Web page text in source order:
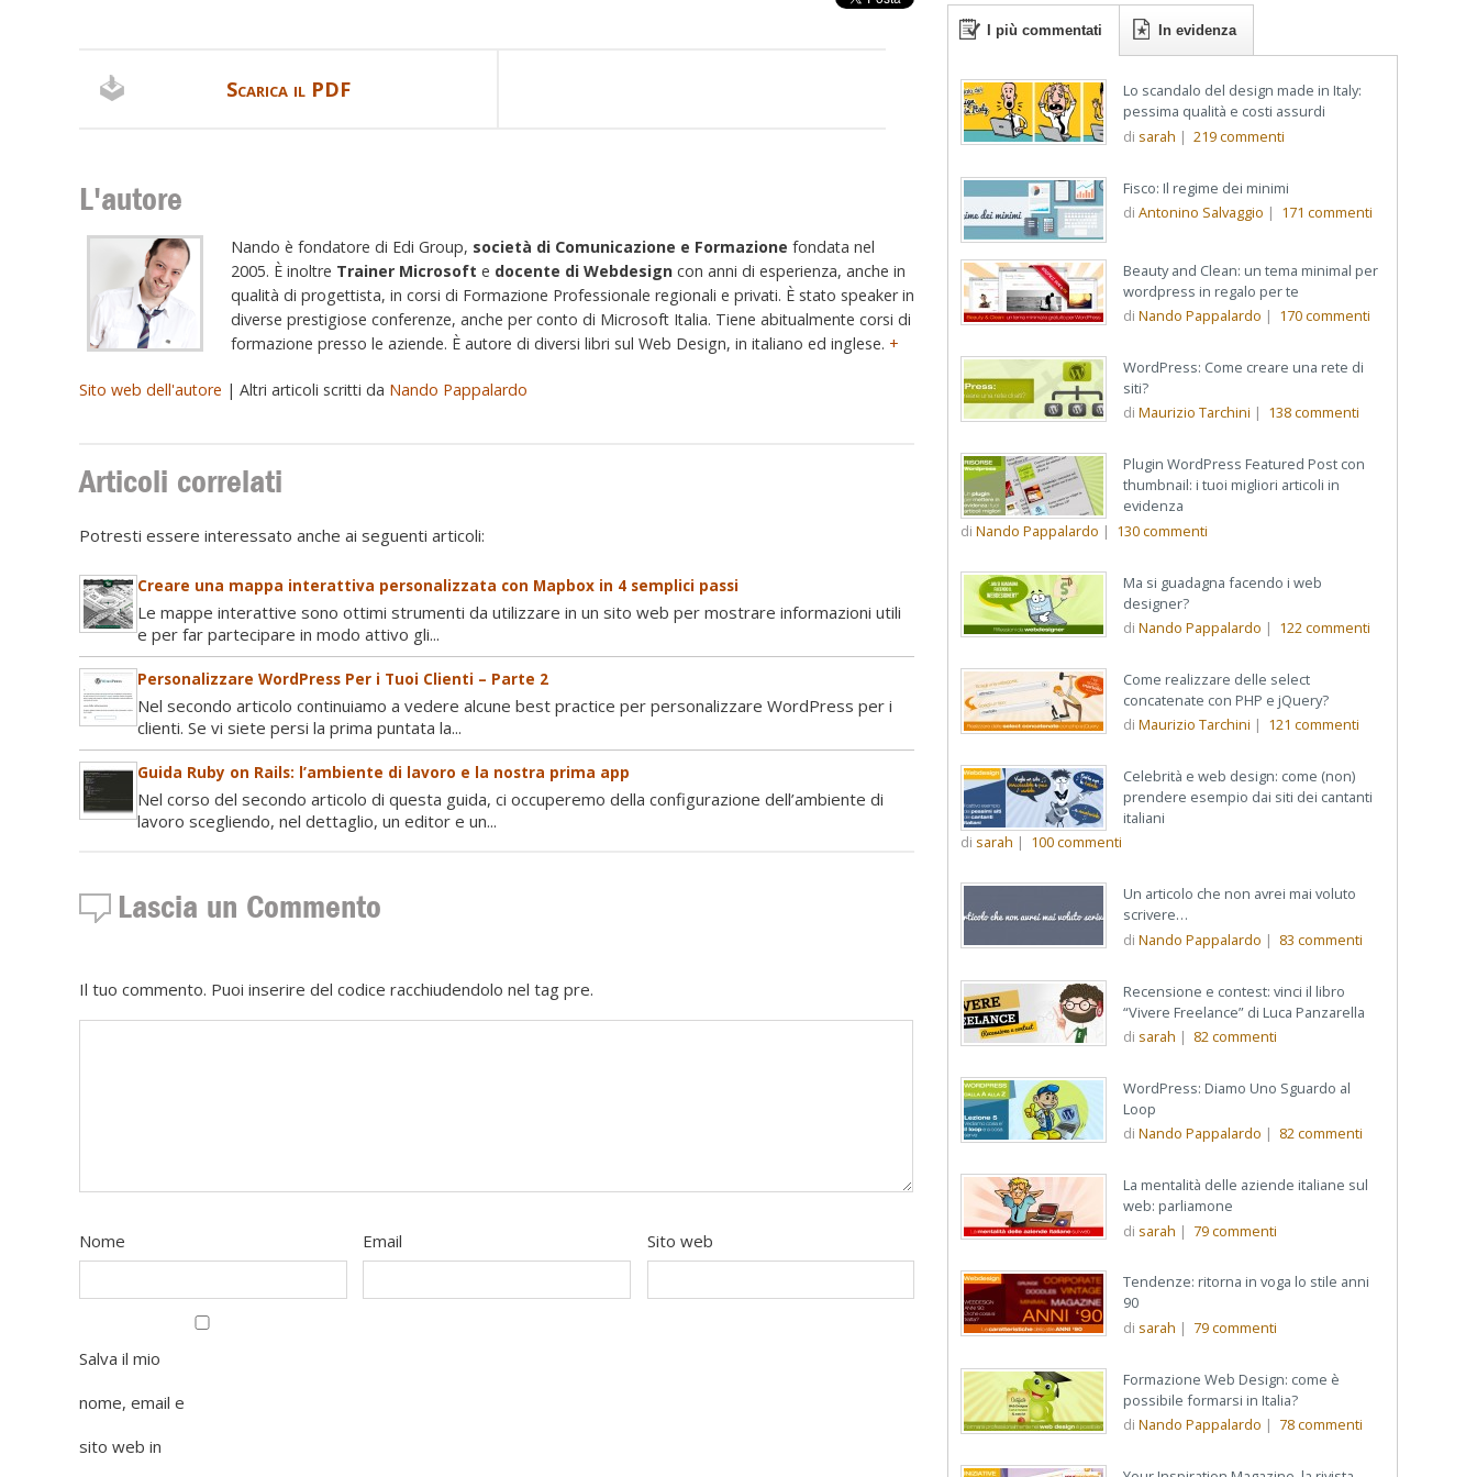
Scarica il PDF
L'autore
Nando è fondatore di Edi Group, società di Comunicazione e Formazione fondata nel
2005. È inoltre Trainer Microsoft e docente di Webdesign con anni di esperienza, anche in
qualità di progettista, in corsi di Formazione Professionale regionali e privati. È stato speaker in
diverse prestigiose conferenze, anche per conto di Microsoft Italia. Tiene abitualmente corsi di
formazione presso le aziende. È autore di diversi libri sul Web Design, in italiano ed inglese. +
Sito web dell'autore | Altri articoli scritti da Nando Pappalardo
Articoli correlati
Potresti essere interessato anche ai seguenti articoli:
Creare una mappa interattiva personalizzata con Mapbox in 4 semplici passi
Le mappe interattive sono ottimi strumenti da utilizzare in un sito web per mostrare informazioni utili
e per far partecipare in modo attivo gli...
Personalizzare WordPress Per i Tuoi Clienti – Parte 2
Nel secondo articolo continuiamo a vedere alcune best practice per personalizzare WordPress per i
clienti. Se vi siete persi la prima puntata la...
Guida Ruby on Rails: l’ambiente di lavoro e la nostra prima app
Nel corso del secondo articolo di questa guida, ci occuperemo della configurazione dell’ambiente di
lavoro scegliendo, nel dettaglio, un editor e un...
Lascia un Commento
Il tuo commento. Puoi inserire del codice racchiudendolo nel tag pre.
Nome Email Sito web
Salva il mio
nome, email e
sito web in
I più commentati In evidenza
Lo scandalo del design made in Italy:
pessima qualità e costi assurdi
di sarah | 219commenti
Fisco: Il regime dei minimi
di Antonino Salvaggio | 171 commenti
Beauty and Clean: un tema minimal per
wordpress in regalo per te
di Nando Pappalardo | 170commenti
WordPress: Come creare una rete di
siti?
di Maurizio Tarchini | 138commenti
Plugin WordPress Featured Post con
thumbnail: i tuoi migliori articoli in
evidenza
di Nando Pappalardo | 130commenti
Ma si guadagna facendo i web
designer?
di Nando Pappalardo | 122commenti
Come realizzare delle select
concatenate con PHP e jQuery?
di Maurizio Tarchini | 121 commenti
Celebrità e web design: come (non)
prendere esempio dai siti dei cantanti
italiani
di sarah | 100commenti
Un articolo che non avrei mai voluto
scrivere…
di Nando Pappalardo | 83 commenti
Recensione e contest: vinci il libro
“Vivere Freelance” di Luca Panzarella
di sarah | 82commenti
WordPress: Diamo Uno Sguardo al
Loop
di Nando Pappalardo | 82commenti
La mentalità delle aziende italiane sul
web: parliamone
di sarah | 79commenti
Tendenze: ritorna in voga lo stile anni
90
di sarah | 79commenti
Formazione Web Design: come è
possibile formarsi in Italia?
di Nando Pappalardo | 78commenti